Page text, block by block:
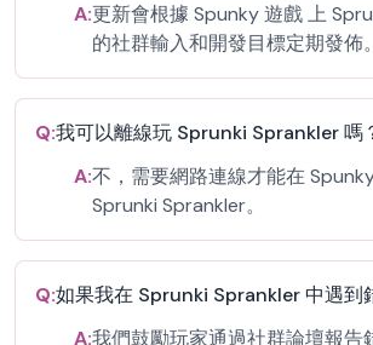
A:更新會根據 Spunky 遊戲 上
的社群輸入和開發目標定期發佈。
Q:我可以離線玩 Sprunki Sprankler 嗎
A:不，需要網路連線才能在
Sprunki Sprankler。
Q:如果我在 Sprunki Sprankler 中遇到
A:我們鼓勵玩家通過社群論壇報告